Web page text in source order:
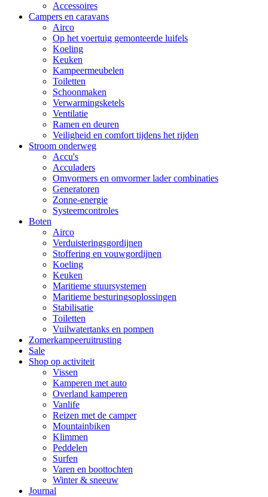
Accessoires
Campers en caravans
Airco
Op het voertuig gemonteerde luifels
Koeling
Keuken
Kampeermeubelen
Toiletten
Schoonmaken
Verwarmingsketels
Ventilatie
Ramen en deuren
Veiligheid en comfort tijdens het rijden
Stroom onderweg
Accu's
Acculaders
Omvormers en omvormer lader combinaties
Generatoren
Zonne-energie
Systeemcontroles
Boten
Airco
Verduisteringsgordijnen
Stoffering en vouwgordijnen
Koeling
Keuken
Maritieme stuursystemen
Maritieme besturingsoplossingen
Stabilisatie
Toiletten
Vuilwatertanks en pompen
Zomerkampeeruitrusting
Sale
Shop op activiteit
Vissen
Kamperen met auto
Overland kamperen
Vanlife
Reizen met de camper
Mountainbiken
Klimmen
Peddelen
Surfen
Varen en boottochten
Winter & sneeuw
Journal